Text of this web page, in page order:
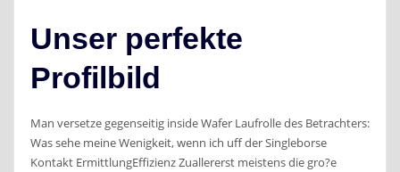
Unser perfekte
Profilbild
Man versetze gegenseitig inside Wafer Laufrolle des Betrachters:
Was sehe meine Wenigkeit, wenn ich uff der Singleborse
Kontakt ErmittlungEffizienz Zuallererst meistens die gro?e